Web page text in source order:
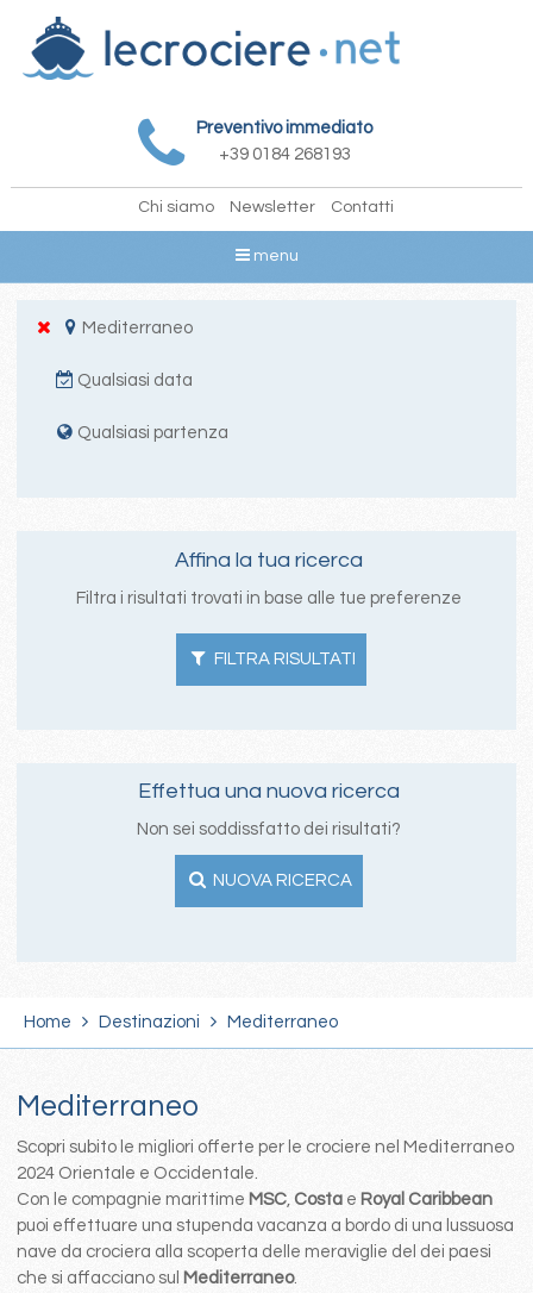
Preventivo immediato
+39 0184 268193
Chi siamo Newsletter Contatti
menu
Mediterraneo
Qualsiasi data
Qualsiasi partenza
Affina la tua ricerca
Filtra i risultati trovati in base alle tue preferenze
FILTRA RISULTATI
Effettua una nuova ricerca
Non sei soddissfatto dei risultati?
NUOVA RICERCA
Home Destinazioni Mediterraneo
Mediterraneo
Scopri subito le migliori offerte per le crociere nel Mediterraneo
2024 Orientale e Occidentale.
Con le compagnie marittime MSC, Costa e Royal Caribbean
puoi effettuare una stupenda vacanza a bordo di una lussuosa
nave da crociera alla scoperta delle meraviglie del dei paesi
che si affacciano sul Mediterraneo.